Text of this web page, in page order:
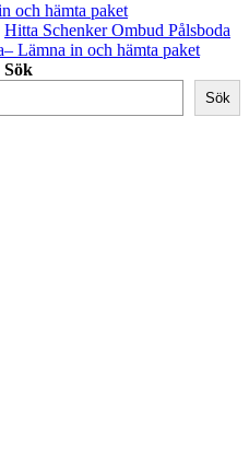
och hämta paket
Hitta Schenker Ombud Pålsboda
– Lämna in och hämta paket
Sök
Sök